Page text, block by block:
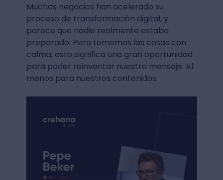
Muchos negocios han acelerado su
proceso de transformación digital, y
parece que nadie realmente estaba
preparado. Pero tomemos las cosas con
calma, esto significa una gran oportunidad
para poder reinventar nuestro mensaje. Al
menos para nuestros contenidos.